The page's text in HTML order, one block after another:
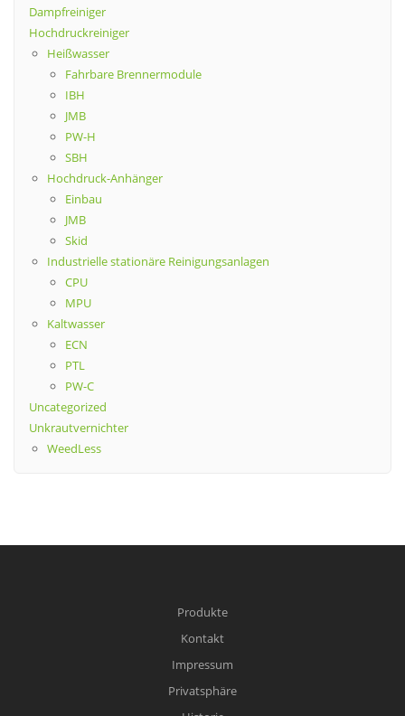
Dampfreiniger
Hochdruckreiniger
Heißwasser
Fahrbare Brennermodule
IBH
JMB
PW-H
SBH
Hochdruck-Anhänger
Einbau
JMB
Skid
Industrielle stationäre Reinigungsanlagen
CPU
MPU
Kaltwasser
ECN
PTL
PW-C
Uncategorized
Unkrautvernichter
WeedLess
Produkte
Kontakt
Impressum
Privatsphäre